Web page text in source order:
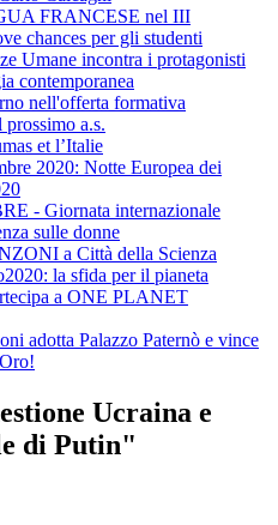
FRANCESE nel III
chances per gli studenti
Umane incontra i protagonisti
contemporanea
nell'offerta formativa
a.s.
et l’Italie
2020: Notte Europea dei
- Giornata internazionale
sulle donne
a Città della Scienza
la sfida per il pianeta
a ONE PLANET
adotta Palazzo Paternò e vince
Ucraina e
di Putin"